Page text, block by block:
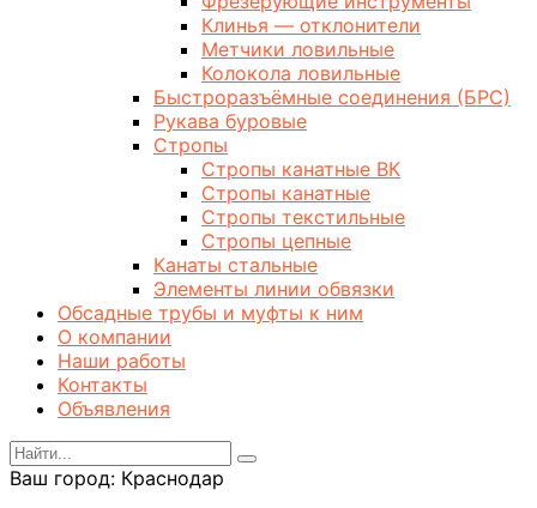
Клинья — отклонители
Метчики ловильные
Колокола ловильные
Быстроразъёмные соединения (БРС)
Рукава буровые
Стропы
Стропы канатные ВК
Стропы канатные
Стропы текстильные
Стропы цепные
Канаты стальные
Элементы линии обвязки
Обсадные трубы и муфты к ним
О компании
Наши работы
Контакты
Объявления
Ваш город: Краснодар